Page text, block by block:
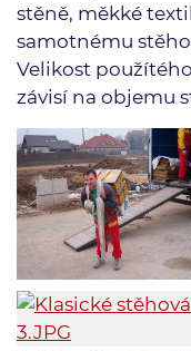
stěně, měkké
samotnému
Velikost
závisí na objemu